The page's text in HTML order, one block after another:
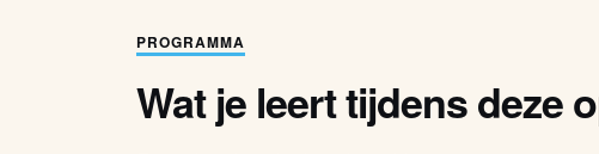
PROGRAMMA
Wat je leert tijdens deze